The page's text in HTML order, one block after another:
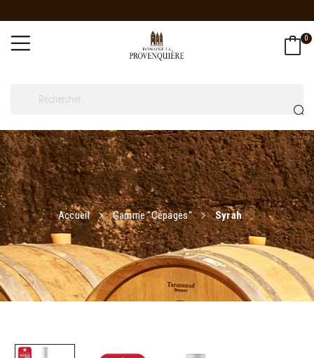
0
Accueil Gamme "Cépages" Syrah